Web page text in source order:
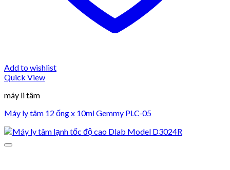
Add to wishlist
Quick View
máy li tâm
Máy ly tâm 12 ống x 10ml Gemmy PLC-05